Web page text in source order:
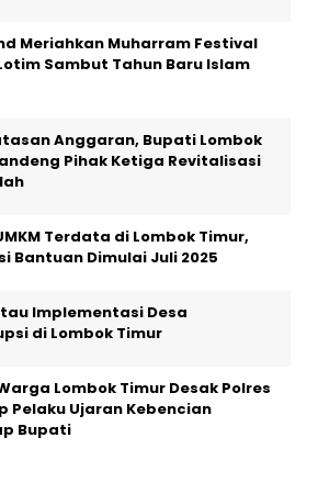
Meriahkan Muharram Festival
Sambut Tahun Baru Islam
Anggaran, Bupati Lombok
Pihak Ketiga Revitalisasi
Terdata di Lombok Timur,
Bantuan Dimulai Juli 2025
Implementasi Desa
di Lombok Timur
Lombok Timur Desak Polres
Pelaku Ujaran Kebencian
Bupati